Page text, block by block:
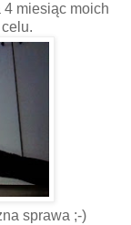
miesiąc moich
sprawa ;-)